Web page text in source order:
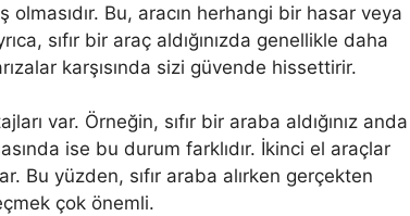
Bu, aracın herhangi bir hasar veya
sıfır bir araç aldığınızda genellikle daha
karşısında sizi güvende hissettirir.
var. Örneğin, sıfır bir araba aldığınız anda
ise bu durum farklıdır. İkinci el araçlar
Bu yüzden, sıfır araba alırken gerçekten
çok önemli.